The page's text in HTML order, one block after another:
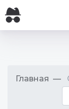
Главная